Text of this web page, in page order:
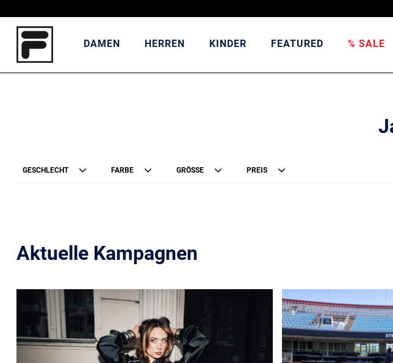
DAMEN HERREN KINDER FEATURED % SALE
GESCHLECHT FARBE GRÖSSE PREIS
Aktuelle Kampagnen